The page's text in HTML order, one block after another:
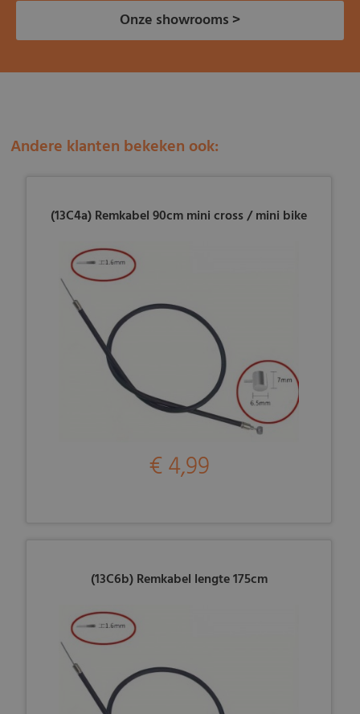
Onze showrooms >
Andere klanten bekeken ook:
(13C4a) Remkabel 90cm mini cross / mini bike
€ 4,99
(13C6b) Remkabel lengte 175cm